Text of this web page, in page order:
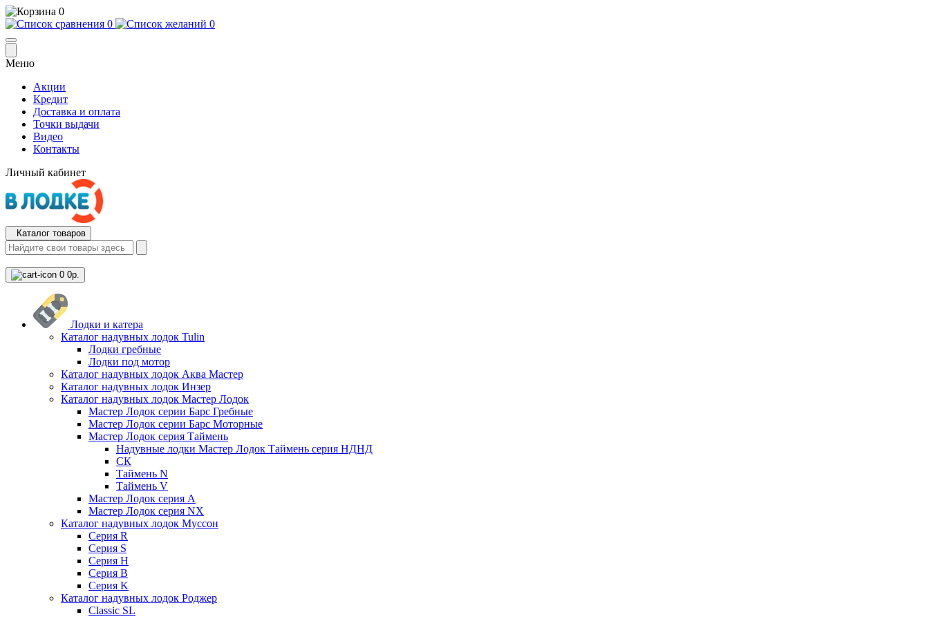
0
0
0
Меню
Акции
Кредит
Доставка и оплата
Точки выдачи
Видео
Контакты
Личный кабинет
Каталог товаров
0 0р.
Лодки и катера
Каталог надувных лодок Tulin
Лодки гребные
Лодки под мотор
Каталог надувных лодок Аква Мастер
Каталог надувных лодок Инзер
Каталог надувных лодок Мастер Лодок
Мастер Лодок серии Барс Гребные
Мастер Лодок серии Барс Моторные
Мастер Лодок серия Таймень
Надувные лодки Мастер Лодок Таймень серия НДНД
СК
Таймень N
Таймень V
Мастер Лодок серия А
Мастер Лодок серия NX
Каталог надувных лодок Муссон
Серия R
Серия S
Серия H
Серия B
Серия K
Каталог надувных лодок Роджер
Classic SL